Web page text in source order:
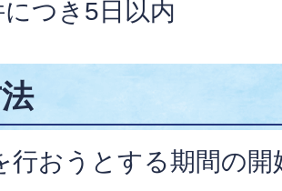
につき5日以内
行おうとする期間の